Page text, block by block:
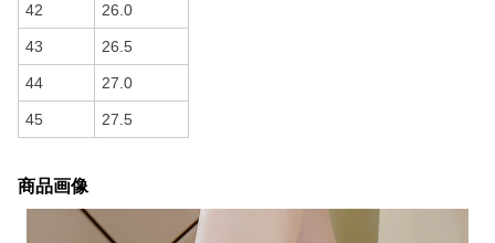
42 26.0
43 26.5
44 27.0
45 27.5
商品画像